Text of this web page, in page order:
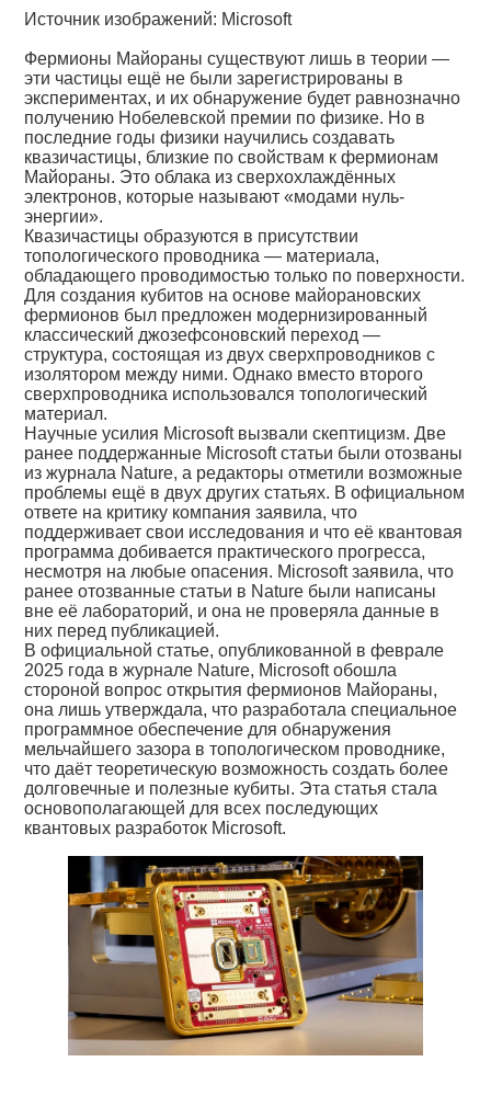
Источник изображений: Microsoft
Фермионы Майораны существуют лишь в теории —
эти частицы ещё не были зарегистрированы в
экспериментах, и их обнаружение будет равнозначно
получению Нобелевской премии по физике. Но в
последние годы физики научились создавать
квазичастицы, близкие по свойствам к фермионам
Майораны. Это облака из сверхохлаждённых
электронов, которые называют «модами нуль-
энергии».
Квазичастицы образуются в присутствии
топологического проводника — материала,
обладающего проводимостью только по поверхности.
Для создания кубитов на основе майорановских
фермионов был предложен модернизированный
классический джозефсоновский переход —
структура, состоящая из двух сверхпроводников с
изолятором между ними. Однако вместо второго
сверхпроводника использовался топологический
материал.
Научные усилия Microsoft вызвали скептицизм. Две
ранее поддержанные Microsoft статьи были отозваны
из журнала Nature, а редакторы отметили возможные
проблемы ещё в двух других статьях. В официальном
ответе на критику компания заявила, что
поддерживает свои исследования и что её квантовая
программа добивается практического прогресса,
несмотря на любые опасения. Microsoft заявила, что
ранее отозванные статьи в Nature были написаны
вне её лабораторий, и она не проверяла данные в
них перед публикацией.
В официальной статье, опубликованной в феврале
2025 года в журнале Nature, Microsoft обошла
стороной вопрос открытия фермионов Майораны,
она лишь утверждала, что разработала специальное
программное обеспечение для обнаружения
мельчайшего зазора в топологическом проводнике,
что даёт теоретическую возможность создать более
долговечные и полезные кубиты. Эта статья стала
основополагающей для всех последующих
квантовых разработок Microsoft.